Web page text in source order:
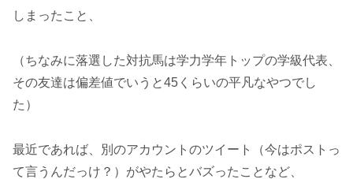
しまったこと、
（ちなみに落選した対抗馬は学力学年トップの学級代表、
その友達は偏差値でいうと45くらいの平凡なやつでし
た）
最近であれば、別のアカウントのツイート（今はポストっ
て言うんだっけ？）がやたらとバズったことなど、